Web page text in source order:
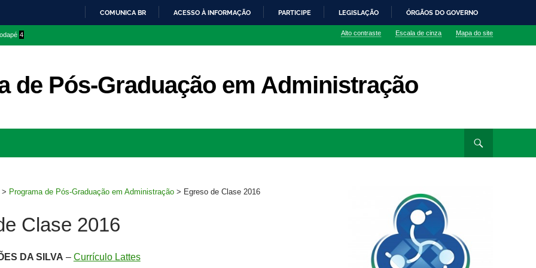
O
COMUNICA BR ACESSO À INFORMAÇÃO PARTICIPE LEGISLAÇÃO ÓRGÃOS DO GOVERNO
4 Alto contraste Escala de cinza Mapa do site
de Pós-Graduação em Administração
> Programa de Pós-Graduação em Administração > Egreso de Clase 2016
Clase 2016
DA SILVA – Currículo Lattes